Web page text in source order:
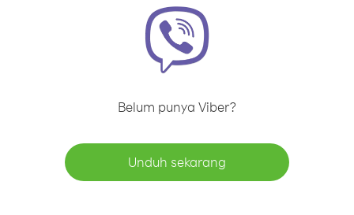
Belum punya Viber?
Unduh sekarang